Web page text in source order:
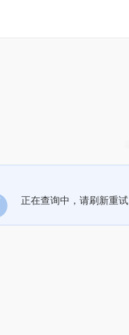
正在查询中，请刷新重试